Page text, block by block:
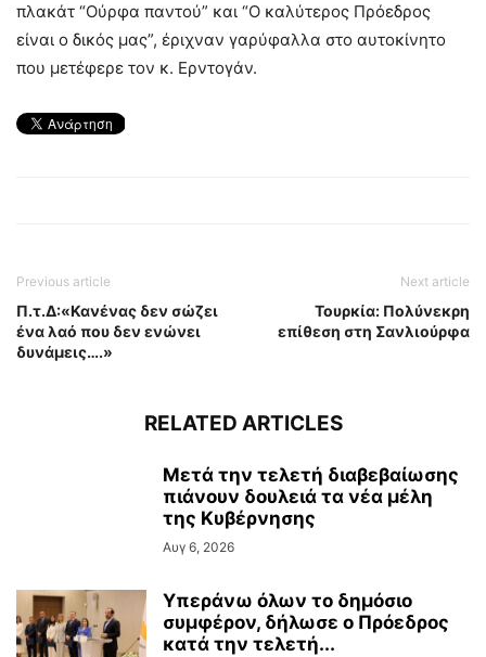
πλακάτ “Ούρφα παντού” και “Ο καλύτερος Πρόεδρος
είναι ο δικός μας”, έριχναν γαρύφαλλα στο αυτοκίνητο
που μετέφερε τον κ. Ερντογάν.
Previous article
Π.τ.Δ:«Κανένας δεν σώζει
ένα λαό που δεν ενώνει
δυνάμεις….»
Next article
Τουρκία: Πολύνεκρη
επίθεση στη Σανλιούρφα
RELATED ARTICLES
Μετά την τελετή διαβεβαίωσης
πιάνουν δουλειά τα νέα μέλη
της Κυβέρνησης
Αυγ 6, 2026
Υπεράνω όλων το δημόσιο
συμφέρον, δήλωσε ο Πρόεδρος
κατά την τελετή...